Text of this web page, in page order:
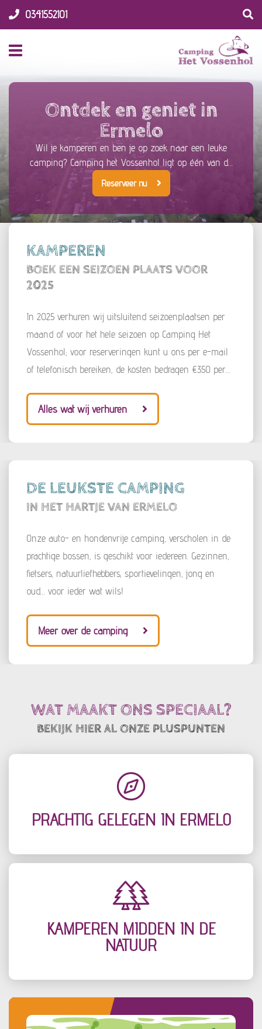
Ontdek en geniet in
Ermelo
Wil je kamperen en ben je op zoek naar een leuke
camping? Camping het Vossenhol ligt op één van de
mooiste plekjes van Ermelo. De camping ligt middenin
de bossen, maar toch centraal en vlakbij het gezellige
centrum!
Reserveer nu
KAMPEREN
BOEK EEN SEIZOEN PLAATS VOOR
2025
In 2025 verhuren wij uitsluitend seizoenplaatsen per
maand of voor het hele seizoen op Camping Het
Vossenhol; voor reserveringen kunt u ons per e-mail
of telefonisch bereiken, de kosten bedragen €350 per
. Een beperkt aantal plekken is nog beschikbaar.
Alles wat wij verhuren
DE LEUKSTE CAMPING
IN HET HARTJE VAN ERMELO
Onze auto- en hondenvrije camping, verscholen in de
prachtige bossen, is geschikt voor iedereen. Gezinnen,
fietsers, natuurliefhebbers, sportievelingen, jong en
oud… voor ieder wat wils!
Meer over de camping
WAT MAAKT ONS SPECIAAL?
BEKIJK HIER AL ONZE PLUSPUNTEN
PRACHTIG GELEGEN IN ERMELO
KAMPEREN MIDDEN IN DE
NATUUR
0341552101
Navigatie